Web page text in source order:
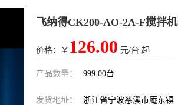
飞纳得CK200-AO-2A-F搅拌
价格：￥ 126.00 元/台 起
产品数量： 999.00台
发货地址： 浙江省宁波慈溪市庵东镇